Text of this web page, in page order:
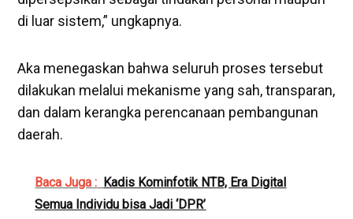
di luar sistem,” ungkapnya.
Aka menegaskan bahwa seluruh proses tersebut
dilakukan melalui mekanisme yang sah, transparan,
dan dalam kerangka perencanaan pembangunan
daerah.
Baca Juga : Kadis Kominfotik NTB, Era Digital
Semua Individu bisa Jadi ‘DPR’